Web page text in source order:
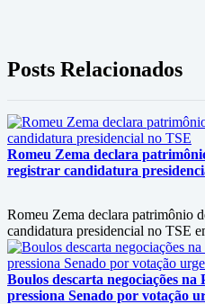
Posts Relacionados
Romeu Zema declara
registrar candidatura
Romeu Zema declara patrimônio
candidatura presidencial no TSE
Boulos descarta negociações
pressiona Senado por votação